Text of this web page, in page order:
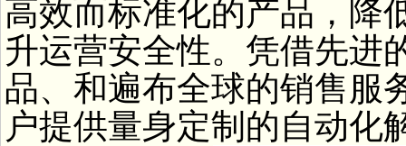
高效而标准化的产品，降
升运营安全性。凭借先进
品、和遍布全球的销售服
户提供量身定制的自动化